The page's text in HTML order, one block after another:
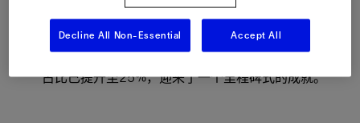
范畴一、范畴二、碳排放绝对量降低了30%，实现了
占比已提升至25%，迎来了一个里程碑式的成就。
Decline All Non-Essential Accept All